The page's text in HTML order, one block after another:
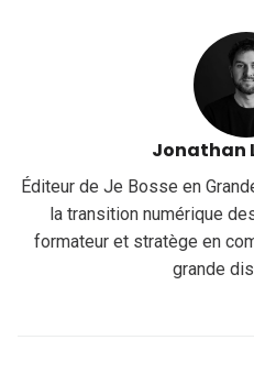
Jonathan
Éditeur de Je Bosse en
la transition numérique
formateur et stratège en
grande